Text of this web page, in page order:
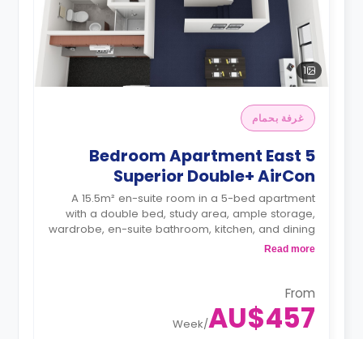
1
غرفة بحمام
5 Bedroom Apartment East
Superior Double+ AirCon
A 15.5m² en-suite room in a 5-bed apartment
with a double bed, study area, ample storage,
wardrobe, en-suite bathroom, kitchen, and dining
area are shared.
Read more
From
AU$457
/
Week